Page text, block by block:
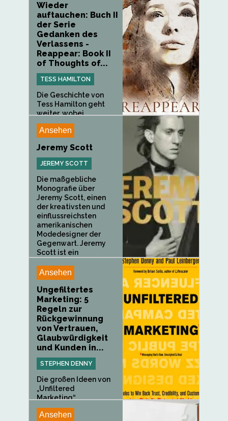
Wieder
auftauchen: Buch II
der Serie
Gedanken des
Verlassens -
Reappear: Book II
of Thoughts of...
TESS HAMILTON
Die Geschichte von
Tess Hamilton geht
weiter, wobei...
Ansehen
Jeremy Scott
JEREMY SCOTT
Die maßgebliche
Monografie über
Jeremy Scott, einen
der kreativsten und
einflussreichsten
amerikanischen
Modedesigner der
Gegenwart. Jeremy
Scott ist ein
Designer,...
Ansehen
Ungefiltertes
Marketing: 5
Regeln zur
Rückgewinnung
von Vertrauen,
Glaubwürdigkeit
und Kunden in...
STEPHEN DENNY
Die großen Ideen von
„Unfiltered
Marketing“...
Ansehen